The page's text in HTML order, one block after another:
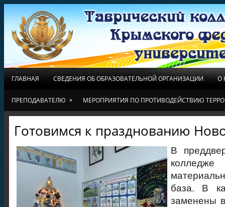
ГЛАВНАЯ СВЕДЕНИЯ ОБ ОБРАЗОВАТЕЛЬНОЙ ОРГАНИЗАЦИИ О
ПРЕПОДАВАТЕЛЮ » МЕРОПРИЯТИЯ ПО ПРОТИВОДЕЙСТВИЮ
Готовимся к празднованию
В
база. В
заменены